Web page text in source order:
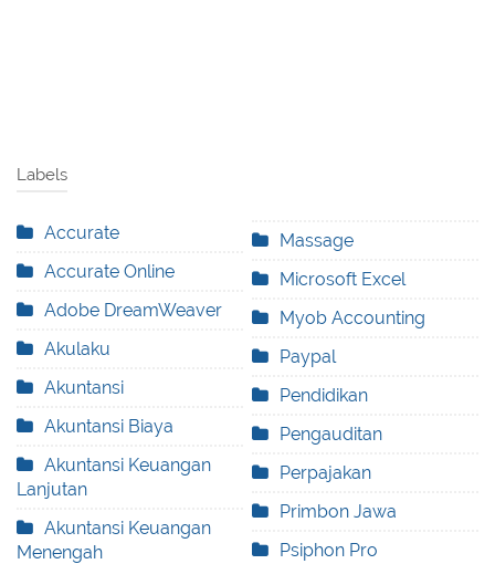
Labels
Accurate
Accurate Online
Adobe DreamWeaver
Akulaku
Akuntansi
Akuntansi Biaya
Akuntansi Keuangan
Lanjutan
Akuntansi Keuangan
Menengah
Massage
Microsoft Excel
Myob Accounting
Paypal
Pendidikan
Pengauditan
Perpajakan
Primbon Jawa
Psiphon Pro